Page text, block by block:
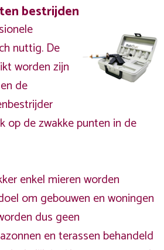
bestrijden
nuttig. De
worden zijn
de
op de zwakke punten in de
enkel mieren worden
om gebouwen en woningen
dus geen
en terassen behandeld